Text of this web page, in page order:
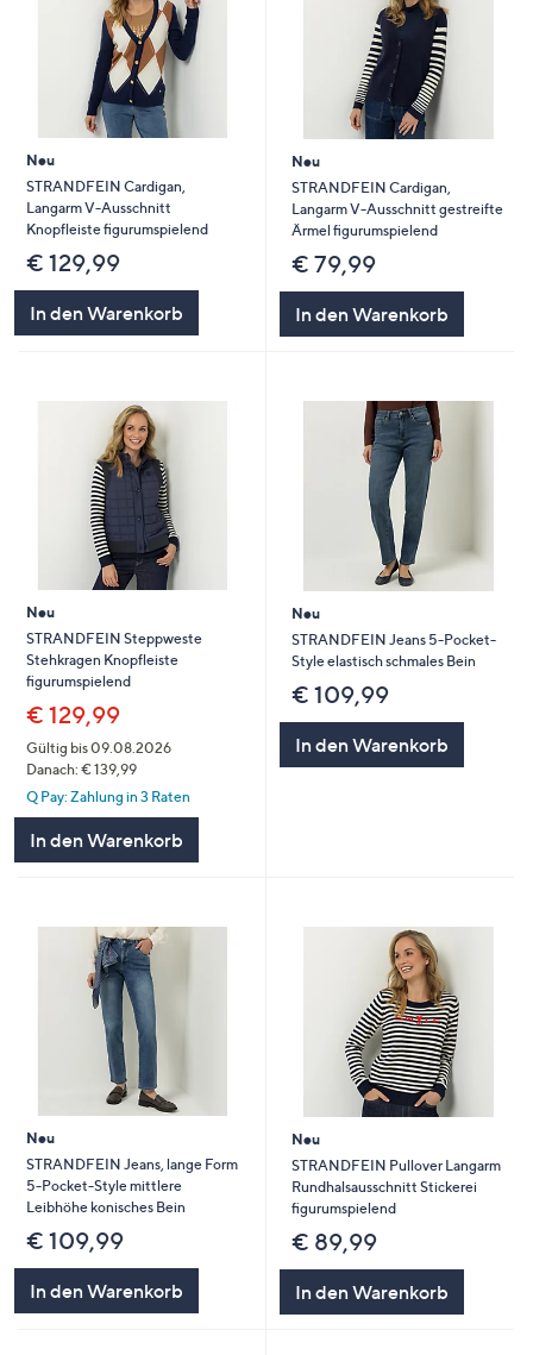
Neu
STRANDFEIN Cardigan,
Langarm V-Ausschnitt
Knopfleiste figurumspielend
€ 129,99
In den Warenkorb
Neu
STRANDFEIN Cardigan,
Langarm V-Ausschnitt gestreifte
Ärmel figurumspielend
€ 79,99
In den Warenkorb
Neu
STRANDFEIN Steppweste
Stehkragen Knopfleiste
figurumspielend
€ 129,99
Gültig bis 09.08.2026
Danach: € 139,99
Q Pay: Zahlung in 3 Raten
In den Warenkorb
Neu
STRANDFEIN Jeans 5-Pocket-
Style elastisch schmales Bein
€ 109,99
In den Warenkorb
Neu
STRANDFEIN Jeans, lange Form
5-Pocket-Style mittlere
Leibhöhe konisches Bein
€ 109,99
In den Warenkorb
Neu
STRANDFEIN Pullover Langarm
Rundhalsausschnitt Stickerei
figurumspielend
€ 89,99
In den Warenkorb